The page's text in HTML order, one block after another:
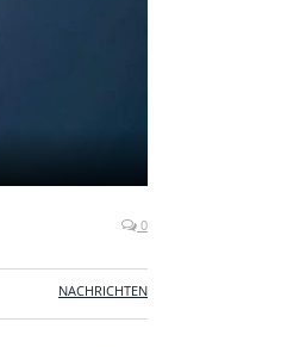
0
NACHRICHTEN